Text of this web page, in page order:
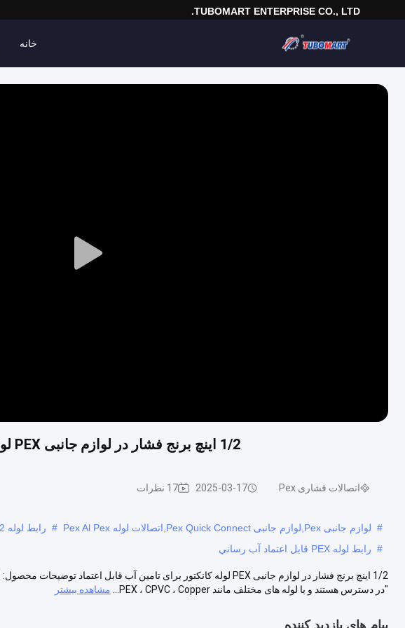
TUBOMART ENTERPRISE CO., LTD.
خانه
Play
1/2 اینچ برنج فشار در لوازم جانبی PEX لوله کانکتور برای تامین آب قابل اعتماد
اتصالات فشاری Pex 2025-03-17 17 نظرات
# لوازم جانبی Pex,لوازم جانبی Pex Quick Connect,اتصالات لوله Pex Al Pex # رابط لوله PEX 1/2 اينچ
# رابط لوله PEX قابل اعتماد آب رساني
"در دسترس هستند و با لوله های مختلف مانند PEX ، CPVC ، Copper...
مشاهده بیشتر
پیام های بازدید کننده